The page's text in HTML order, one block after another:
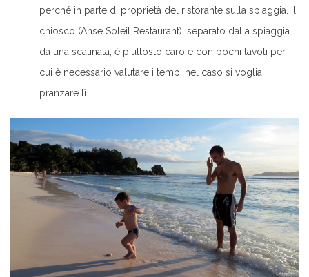
perché in parte di proprietà del ristorante sulla spiaggia. Il
chiosco (Anse Soleil Restaurant), separato dalla spiaggia
da una scalinata, è piuttosto caro e con pochi tavoli per
cui è necessario valutare i tempi nel caso si voglia
pranzare lì.